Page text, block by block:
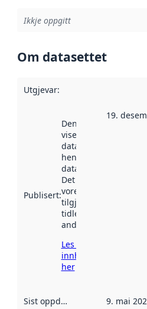
Ikkje oppgitt
Om datasettet
Utgjevar:
Publisert:
Denne datoen
viser når
datasettet vart
henta inn av
data.norge.no.
Det kan ha
vore
tilgjengeleg
tidlegare
andre stader.
Les meir om
innhenting
her
19.
Sist oppdatert 9. mai